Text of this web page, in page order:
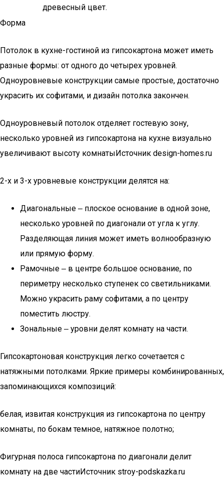
древесный цвет.
Форма
Потолок в кухне-гостиной из гипсокартона может иметь
разные формы: от одного до четырех уровней.
Одноуровневые конструкции самые простые, достаточно
украсить их софитами, и дизайн потолка закончен.
Одноуровневый потолок отделяет гостевую зону,
несколько уровней из гипсокартона на кухне визуально
увеличивают высоту комнатыИсточник design-homes.ru
2-х и 3-х уровневые конструкции делятся на:
Диагональные ‒ плоское основание в одной зоне,
несколько уровней по диагонали от угла к углу.
Разделяющая линия может иметь волнообразную
или прямую форму.
Рамочные ‒ в центре большое основание, по
периметру несколько ступенек со светильниками.
Можно украсить раму софитами, а по центру
поместить люстру.
Зональные ‒ уровни делят комнату на части.
Гипсокартоновая конструкция легко сочетается с
натяжными потолками. Яркие примеры комбинированных,
запоминающихся композиций:
белая, извитая конструкция из гипсокартона по центру
комнаты, по бокам темное, натяжное полотно;
Фигурная полоса гипсокартона по диагонали делит
комнату на две частиИсточник stroy-podskazka.ru